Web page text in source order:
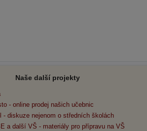
Naše další projekty
- online prodej našich učebnic
- diskuze nejenom o středních školách
a další VŠ - materiály pro přípravu na VŠ